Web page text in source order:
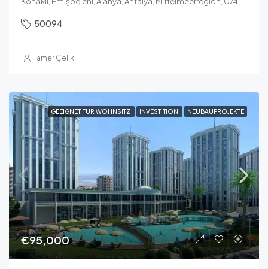
50094
Tamer Çelik
GEEIGNET FÜR WOHNSITZ INVESTITION NEUBAUPROJEKTE
€95,000